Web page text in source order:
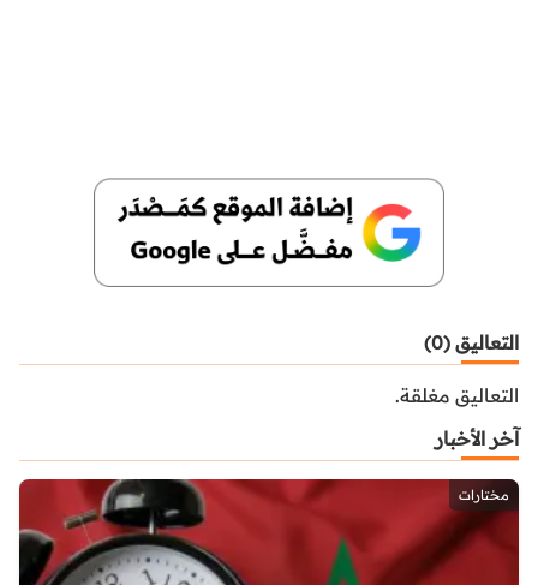
التعاليق (0)
التعاليق مغلقة.
آخر الأخبار
مختارات